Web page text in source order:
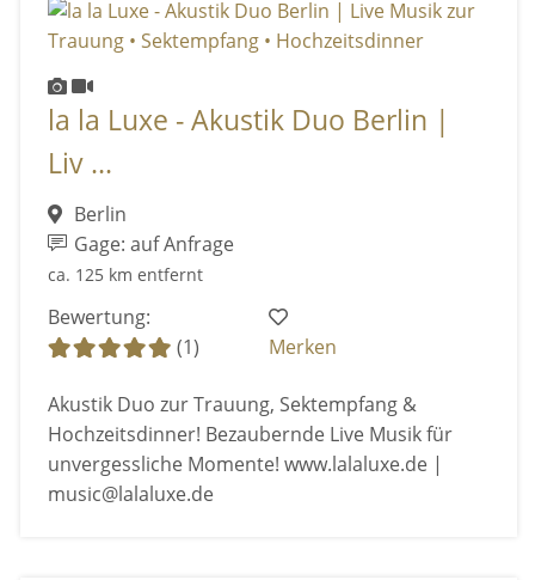
la la Luxe - Akustik Duo Berlin |
Liv ...
Berlin
Gage: auf Anfrage
ca. 125 km entfernt
Bewertung:
(1)
Merken
Akustik Duo zur Trauung, Sektempfang &
Hochzeitsdinner! Bezaubernde Live Musik für
unvergessliche Momente! www.lalaluxe.de |
music@lalaluxe.de